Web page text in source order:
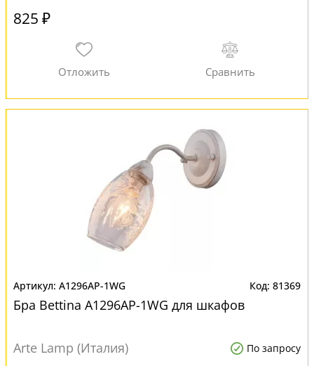
825 ₽
A1296AP-1WG 81369
Бра Bettina A1296AP-1WG для шкафов
Arte Lamp (Италия) По запросу